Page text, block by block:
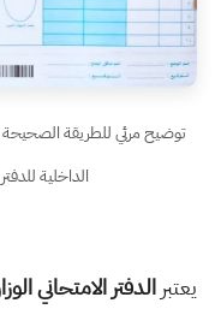
توضيح مرئي للطريقة
الداخلية
يعتبر الدفتر الامتحاني